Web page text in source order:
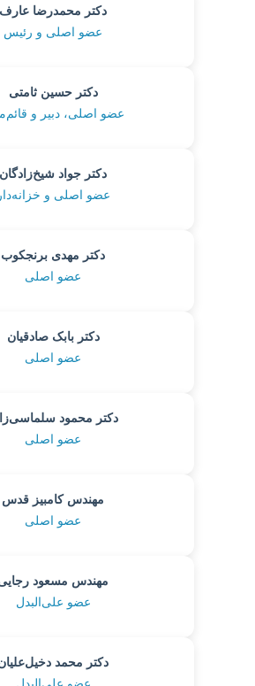
دکتر محمدرضا عارف
عضو اصلی و رئیس
دکتر حسین ثامتی
عضو اصلی، دبیر و
دکتر جواد شیخ‌زادگان
عضو اصلی و خزانه‌دار
دکتر مهدی برنجکوب
عضو اصلی
دکتر بابک صادقیان
عضو اصلی
دکتر محمود
عضو اصلی
مهندس کامبیز قدس
عضو اصلی
مهندس مسعود رجایی
عضو علی‌البدل
دکتر محمد دخیل‌علیان